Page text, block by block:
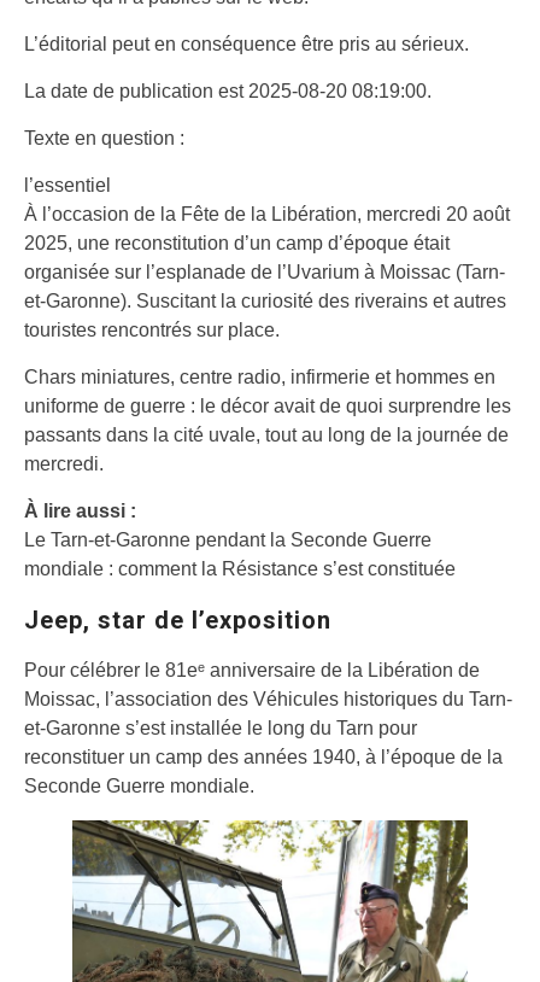
L’éditorial peut en conséquence être pris au sérieux.
La date de publication est 2025-08-20 08:19:00.
Texte en question :
l’essentiel
À l’occasion de la Fête de la Libération, mercredi 20 août
2025, une reconstitution d’un camp d’époque était
organisée sur l’esplanade de l’Uvarium à Moissac (Tarn-
et-Garonne). Suscitant la curiosité des riverains et autres
touristes rencontrés sur place.
Chars miniatures, centre radio, infirmerie et hommes en
uniforme de guerre : le décor avait de quoi surprendre les
passants dans la cité uvale, tout au long de la journée de
mercredi.
À lire aussi :
Le Tarn-et-Garonne pendant la Seconde Guerre
mondiale : comment la Résistance s’est constituée
Jeep, star de l’exposition
Pour célébrer le 81eᵉ anniversaire de la Libération de
Moissac, l’association des Véhicules historiques du Tarn-
et-Garonne s’est installée le long du Tarn pour
reconstituer un camp des années 1940, à l’époque de la
Seconde Guerre mondiale.